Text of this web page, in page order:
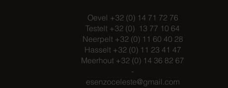
Oevel +32 (0) 14 71 72 76
Testelt +32 (0) 13 77 10 64
Neerpelt +32 (0) 11 60 40 28
Hasselt +32 (0) 11 23 41 47
Meerhout +32 (0) 14 36 82 67
-
esenzoceleste@gmail.com